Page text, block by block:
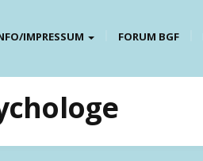
IMPRESSUM FORUM BGF